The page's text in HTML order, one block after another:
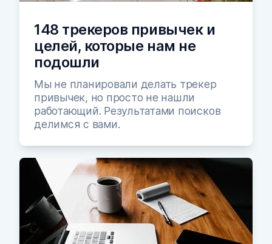
148 трекеров привычек и
целей, которые нам не
подошли
Мы не планировали делать трекер
привычек, но просто не нашли
работающий. Результатами поисков
делимся с вами.